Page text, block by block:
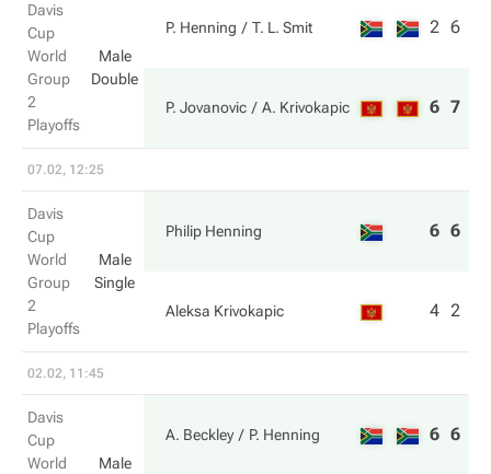
Davis
Cup
World
Group
2
Playoffs
Male
Double
P. Henning T. L. Smit 2 6
P. Jovanovic A. Krivokapic 6 7
07.02, 12:25
Davis
Cup
World
Group
2
Playoffs
Male
Single
Philip Henning 6 6
Aleksa Krivokapic 4 2
02.02, 11:45
Davis
Cup
World
Male
A. Beckley P. Henning 6 6